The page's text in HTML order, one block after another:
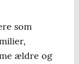
som
ældre og